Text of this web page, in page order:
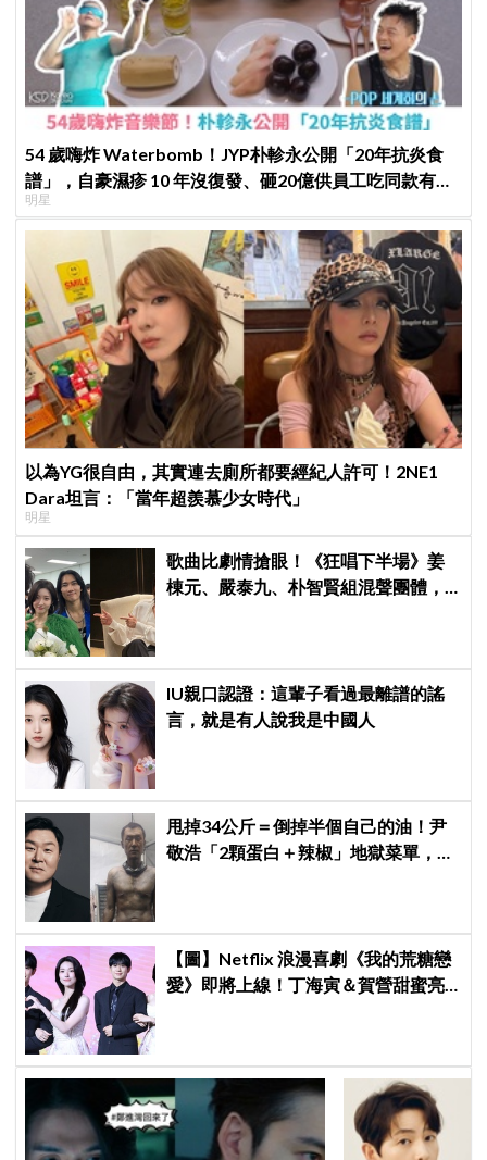
54 歲嗨炸 Waterbomb！JYP朴軫永公開「20年抗炎食
譜」，自豪濕疹 10 年沒復發、砸20億供員工吃同款有機
餐
明星
以為YG很自由，其實連去廁所都要經紀人許可！2NE1
Dara坦言：「當年超羨慕少女時代」
明星
歌曲比劇情搶眼！《狂唱下半場》姜
棟元、嚴泰九、朴智賢組混聲團體，
IU親口認證：這輩子看過最離譜的謠
言，就是有人說我是中國人
甩掉34公斤＝倒掉半個自己的油！尹
敬浩「2顆蛋白＋辣椒」地獄菜單，你
【圖】Netflix 浪漫喜劇《我的荒糖戀
愛》即將上線！丁海寅＆賀營甜蜜亮